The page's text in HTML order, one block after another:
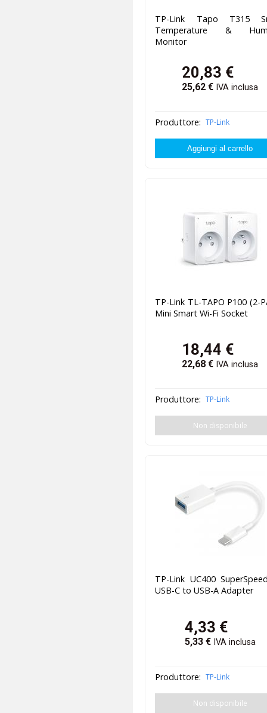
TP-Link Tapo T315
Temperature &
Monitor
20,83 €
25,62 € IVA inclusa
Produttore: TP-Link
TP-Link TL-TAPO P100 (2-
Mini Smart Wi-Fi Socket
18,44 €
22,68 € IVA inclusa
Produttore: TP-Link
Non disponibile
TP-Link UC400
USB-C to USB-A Adapter
4,33 €
5,33€ IVA inclusa
Produttore: TP-Link
Non disponibile